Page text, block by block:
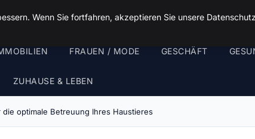
FRAUEN / MODE GESCHÄFT
ZUHAUSE & LEBEN
optimale Betreuung Ihres Haustieres
Wenn Sie fortfahren, akzeptieren Sie unsere